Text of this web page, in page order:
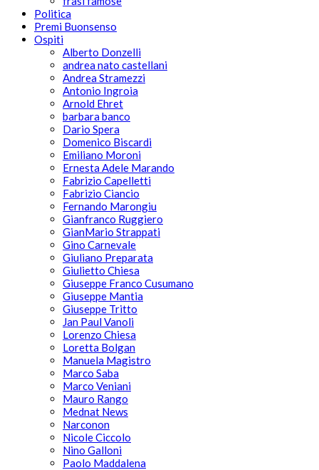
Politica
Premi Buonsenso
Ospiti
Alberto Donzelli
andrea nato castellani
Andrea Stramezzi
Antonio Ingroia
Arnold Ehret
barbara banco
Dario Spera
Domenico Biscardi
Emiliano Moroni
Ernesta Adele Marando
Fabrizio Capelletti
Fabrizio Ciancio
Fernando Marongiu
Gianfranco Ruggiero
GianMario Strappati
Gino Carnevale
Giuliano Preparata
Giulietto Chiesa
Giuseppe Franco Cusumano
Giuseppe Mantia
Giuseppe Tritto
Jan Paul Vanoli
Lorenzo Chiesa
Loretta Bolgan
Manuela Magistro
Marco Saba
Marco Veniani
Mauro Rango
Mednat News
Narconon
Nicole Ciccolo
Nino Galloni
Paolo Maddalena